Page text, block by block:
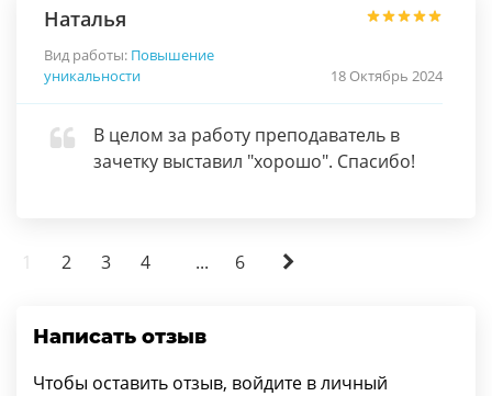
Наталья
Вид работы: Повышение
уникальности
18 Октябрь 2024
В целом за работу преподаватель в
зачетку выставил "хорошо". Спасибо!
1 2 3 4 ... 6
Написать отзыв
Чтобы оставить отзыв, войдите в личный